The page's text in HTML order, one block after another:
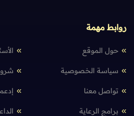
روابط مهمة
حول الموقع
سياسة الخصوصية
تواصل معنا
برامج الرعاية